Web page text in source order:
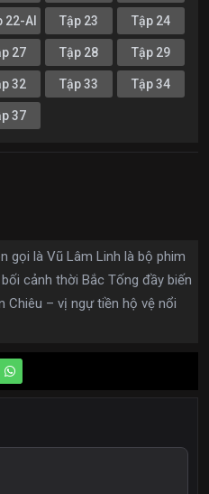
22-AI Tập 23 Tập 24
27 Tập 28 Tập 29
32 Tập 33 Tập 34
37
gọi là Vũ Lâm Linh là bộ phim
cảnh thời Bắc Tống đầy biến
Chiêu – vị ngự tiền hộ vệ nổi